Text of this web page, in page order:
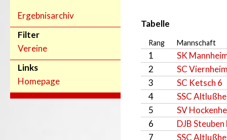
Ergebnisarchiv
Filter
Vereine
Links
Homepage
Tabelle
Rang Mannschaft
1
SK
2
SC
3
SC Ketsch 6
4
SSC
5
SV
6
DJB
7
SSC